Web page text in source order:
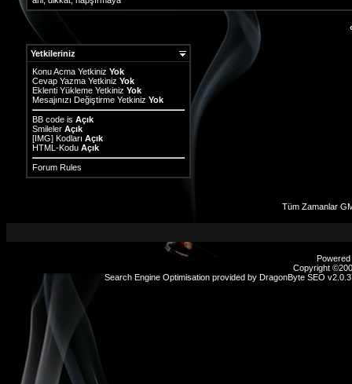
Yetkileriniz
Konu Acma Yetkiniz Yok
Cevap Yazma Yetkiniz Yok
Eklenti Yükleme Yetkiniz Yok
Mesajınızı Değiştirme Yetkiniz Yok
BB code is Açık
Smileler Açık
[IMG] Kodları Açık
HTML-Kodu Açık
Forum Rules
Tüm Zamanlar
Copyright
Search Engine Optimisation provided by DragonByte SEO
hikayeleri